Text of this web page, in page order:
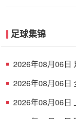
足球集锦
2026年08月06日
2026年08月06日
2026年08月06日